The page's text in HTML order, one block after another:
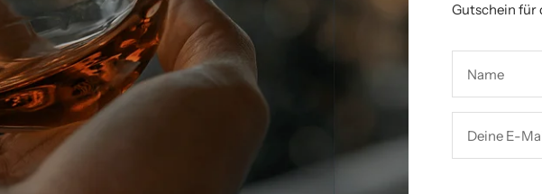
Gutschein für
Name
Deine E-